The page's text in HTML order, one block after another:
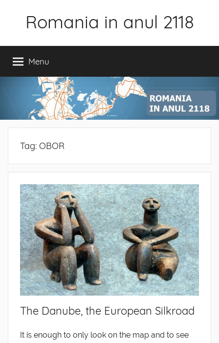
Romania in anul 2118
Menu
Tag: OBOR
The Danube, the European Silkroad
It is enough to only look on the map and to see